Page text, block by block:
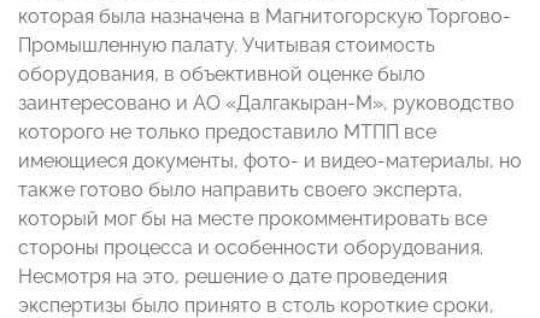
которая была назначена в Магнитогорскую Торгово-
Промышленную палату. Учитывая стоимость
оборудования, в объективной оценке было
заинтересовано и АО «Далгакыран-М», руководство
которого не только предоставило МТПП все
имеющиеся документы, фото- и видео-материалы, но
также готово было направить своего эксперта,
который мог бы на месте прокомментировать все
стороны процесса и особенности оборудования.
Несмотря на это, решение о дате проведения
экспертизы было принято в столь короткие сроки,